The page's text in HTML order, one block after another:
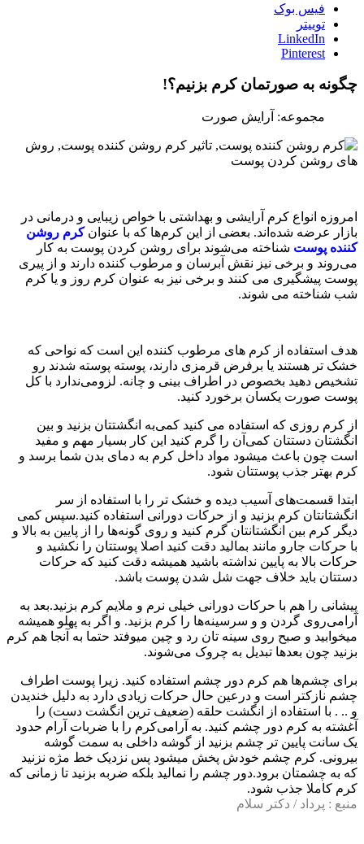
فیس بوک
توییتر
LinkedIn
Pinterest
چگونه به صورتمان کرم بزنیم؟!
مجموعه: آرایش صورت
امروزه انواع کرم آرایشی و بهداشتی با خواص زیبایی و درمانی در
بازار عرضه شده‌اند. بعضی از این کرم‌ها که با عنوانکرم روشن
کننده پوست شناخته می‌شوند برای روشن کردن پوست به کار
می‌روند و برخی نیز نقش آبرسان و مرطوب کننده دارند و از پیری
پوست پیشگیری می کنند و برخی نیز به عنوان کرم روز و یا کرم
شب شناخته می شوند.
هدف استفاده از کرم های مرطوب کننده این است که نواحی که
خشک تر هستند یا برفرض قرمزی دارند، پوسته پوسته شدند رو
تشخیص دهید بخصوص در اطراف بینی و چانه. لزومی‌ندارد با کل
پوست صورت یکسان برخورد کنید.
از کرم روزی که استفاده می کنید کمی‌به انگشتتان بزنید و بین
انگشتان دستتان کمی‌آن را گرم کنید این کار بسیار مهم و مفید
است چون باعث میشود مواد داخل کرم به دمای بدن شما برسد و
کرم بهتر جذب پوستتان شود.
ابتدا قسمت‌های آسیب دیده و خشک تر را با استفاده از سر
انگشتانتان کرم بزنید و از حرکات دورانی استفاده کنید.سپس کمی‌
دیگر کرم بین انگشتانتان گرم کنید و روی گونه‌ها را از پایین به بالا و
با حرکات جارو مانند بمالید دقت کنید اصلا پوستتان را نکشید و
حرکات بالا به پایین نداشته باشید همیشه دقت کنید که حرکات
دستتان باید خلاف جهت شل شدن پوست باشد.
پیشانی را هم با حرکات دورانی خیلی نرم و ملایم کرم بزنید.بعد به
آرامی‌روی گردن و و سرسینه‌ها را کرم بزنید. و اگر به پهلو همیشه
میخوابید و صبح روی سینه تان رد و چین میوفتد حتما به آنجا هم کرم
بزنید چون بعدها تبدیل به چروک می‌شوند.
برای چشم‌ها هم کرم دور چشم استفاده کنید. زیرا پوست اطراف
چشم نازکتر است و درعین حال حرکات زیادی دارد به دلیل خندیدن
و .. . با استفاده از انگشت حلقه (ضعیف ترین انگشت دست) را
آغشته به کرم دور چشم کنید. به آرامی‌کرم را با ضربات آرام حدود
یک سانت پایین تر چشم بزنید از گوشه داخلی به سمت گوشه
بیرونی. کرم چشم خودش پخش میشود پس نزدیک خط مژه نزنید
که به چشمتان برود.دور چشم را نمالید بلکه ضربه بزنید تا زمانی که
کرم کاملا جذب شود.
منبع : پرداد / دکتر سلام